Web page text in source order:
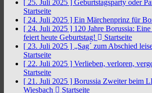
[ 25. Juli 2025 ] Geburtstagsparty oder
Startseite
[ 24. Juli 2025 ] Ein Märchenprinz für
[ 24. Juli 2025 ] 120 Jahre Borussia:
feiert heute Geburtstag!
Startseite
[ 23. Juli 2025 ] „Sag´ zum Abschied
Startseite
[ 22. Juli 2025 ] Verlieben, verloren,
Startseite
[ 21. Juli 2025 ] Borussia Zweiter beim
Wiesbach
Startseite